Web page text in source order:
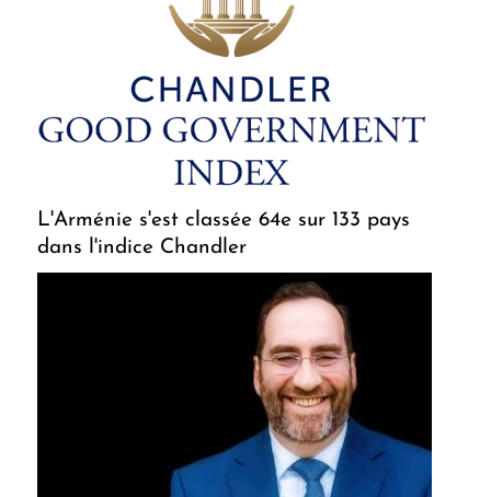
L'Arménie s'est classée 64e sur 133 pays
dans l'indice Chandler